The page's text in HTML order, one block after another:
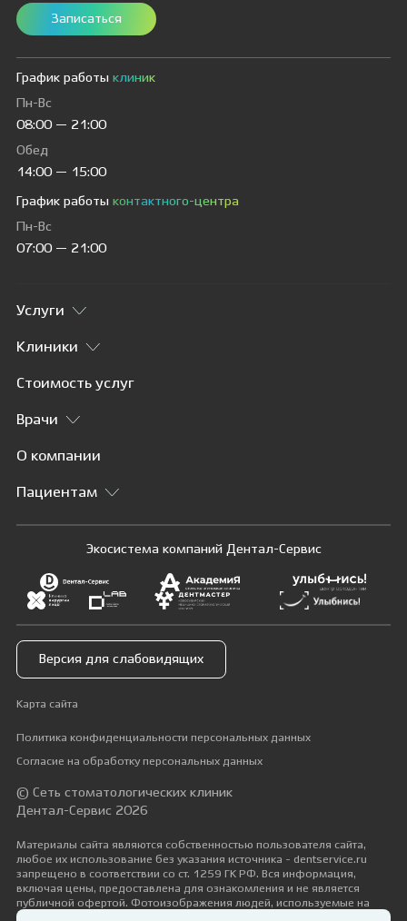
Записаться
График работы клиник
Пн-Вс
08:00 — 21:00
Обед
14:00 — 15:00
График работы контактного-центра
Пн-Вс
07:00 — 21:00
Услуги
Клиники
Стоимость услуг
Врачи
О компании
Пациентам
Экосистема компаний Дентал-Сервис
Версия для слабовидящих
Карта сайта
Политика конфиденциальности персональных данных
Согласие на обработку персональных данных
© Сеть стоматологических клиник
Дентал-Сервис 2026
Материалы сайта являются собственностью пользователя сайта,
любое их использование без указания источника - dentservice.ru
запрещено в соответствии со ст. 1259 ГК РФ. Вся информация,
включая цены, предоставлена для ознакомления и не является
публичной офертой. Фотоизображения людей, используемые на
сайте, размещены исключительно с их согласия в рамках трудовых и